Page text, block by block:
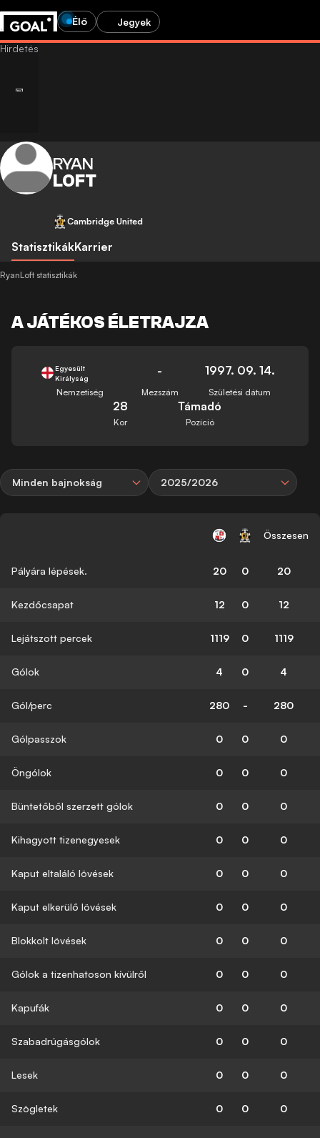
Élő Jegyek
RYAN
LOFT
Cambridge United
StatisztikákKarrier
RyanLoft statisztikák
A JÁTÉKOS ÉLETRAJZA
Egyesült
Királyság
Nemzetiség
-
Mezszám
1997. 09. 14.
Születési dátum
28
Kor
Támadó
Pozíció
Minden bajnokság 2025/2026
Összesen
Pályára lépések. 20 0 20
Kezdőcsapat 12 0 12
Lejátszott percek 1119 0 1119
Gólok 4 0 4
Gól/perc 280 - 280
Gólpasszok 0 0 0
Öngólok 0 0 0
Büntetőből szerzett gólok 0 0 0
Kihagyott tizenegyesek 0 0 0
Kaput eltaláló lövések 0 0 0
Kaput elkerülő lövések 0 0 0
Blokkolt lövések 0 0 0
Gólok a tizenhatoson kívülről 0 0 0
Kapufák 0 0 0
Szabadrúgásgólok 0 0 0
Lesek 0 0 0
Szögletek 0 0 0